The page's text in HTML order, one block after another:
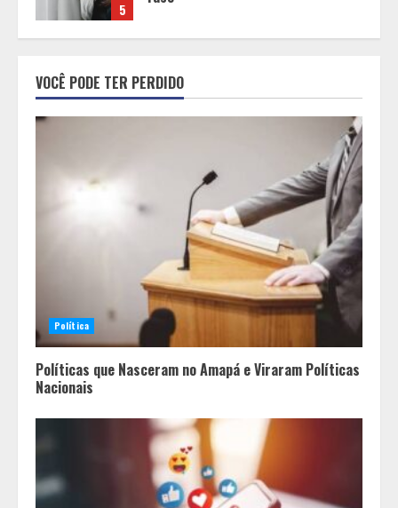
1
ciência por trás do BIRGing e do
CORFing praticados na internet
Fui impactado, agora é tarde!
Vice-Almirante Gustavo Garriga
comanda o maior e o mais
importante Distrito Naval do Brasil
VOCÊ PODE TER PERDIDO
Política
Políticas que Nasceram no Amapá e Viraram Políticas
Nacionais